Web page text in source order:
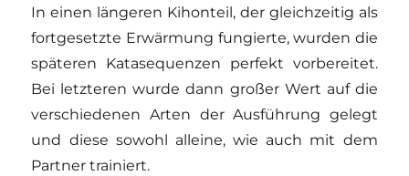
In einen längeren Kihonteil, der gleichzeitig als
fortgesetzte Erwärmung fungierte, wurden die
späteren Katasequenzen perfekt vorbereitet.
Bei letzteren wurde dann großer Wert auf die
verschiedenen Arten der Ausführung gelegt
und diese sowohl alleine, wie auch mit dem
Partner trainiert.